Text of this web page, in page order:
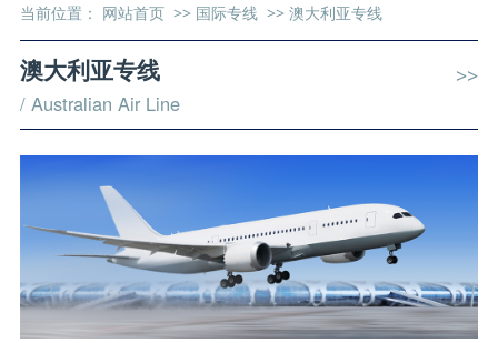
当前位置： 网站首页>> 国际专线>> 澳大利亚专线
澳大利亚专线
/ Australian Air Line
>>